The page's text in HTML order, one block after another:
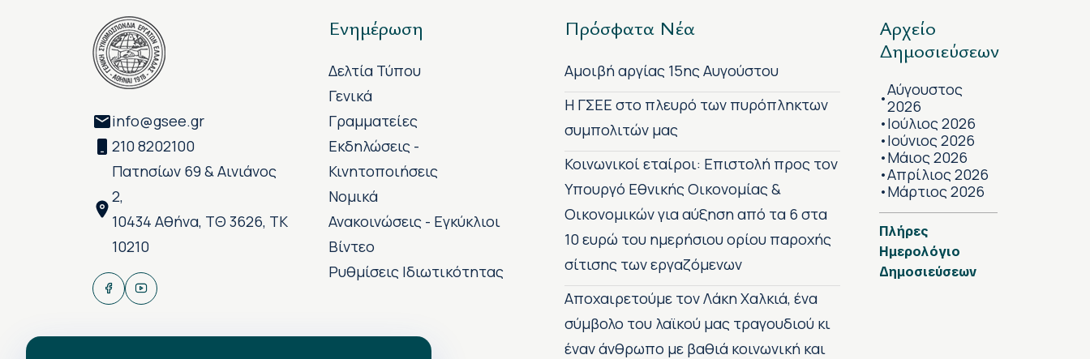
info@gsee.gr
210 8202100
Πατησίων 69 & Αινιάνος
2,
10434 Αθήνα, ΤΘ 3626, ΤΚ
10210
Ενημέρωση
Δελτία Τύπου
Γενικά
Γραμματείες
Εκδηλώσεις -
Κινητοποιήσεις
Νομικά
Ανακοινώσεις - Εγκύκλιοι
Βίντεο
Ρυθμίσεις Ιδιωτικότητας
Πρόσφατα Νέα
Αμοιβή αργίας 15ης Αυγούστου
H ΓΣΕΕ στο πλευρό των πυρόπληκτων
συμπολιτών μας
Κοινωνικοί εταίροι: Επιστολή προς τον
Υπουργό Εθνικής Οικονομίας &
Οικονομικών για αύξηση από τα 6 στα
10 ευρώ του ημερήσιου ορίου παροχής
σίτισης των εργαζόμενων
Αποχαιρετούμε τον Λάκη Χαλκιά, ένα
σύμβολο του λαϊκού μας τραγουδιού κι
έναν άνθρωπο με βαθιά κοινωνική και
Αρχείο
Δημοσιεύσεων
•Αύγουστος
2026
•Ιούλιος 2026
•Ιούνιος 2026
•Μάιος 2026
•Απρίλιος 2026
•Μάρτιος 2026
Πλήρες
Ημερολόγιο
Δημοσιεύσεων